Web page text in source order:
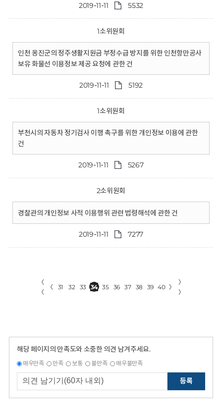
2019-11-11 5532
1소위원회
인천 옹진군의 정주생활지원금 부정수급 방지를 위한 인천항만공사
보유 화물선 이용정보 제공 요청에 관한 건
2019-11-11 5192
1소위원회
부천시의 자동차 정기검사 이행 촉구를 위한 개인정보 이용에 관한
건
2019-11-11 5267
2소위원회
경찰관의 개인정보 사적 이용행위 관련 법령해석에 관한 건
2019-11-11 7277
〈
〈
〈 31 32 33 34 35 36 37 38 39 40 〉
〉
〉
해당 페이지의 만족도와 소중한 의견 남겨주세요.
매우만족 만족 보통 불만족 매우불만족
등록